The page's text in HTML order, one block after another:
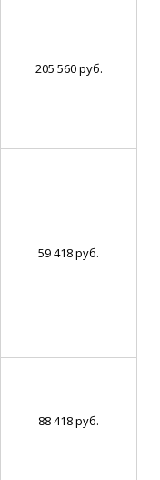
205 560 руб.
59 418 руб.
88 418 руб.